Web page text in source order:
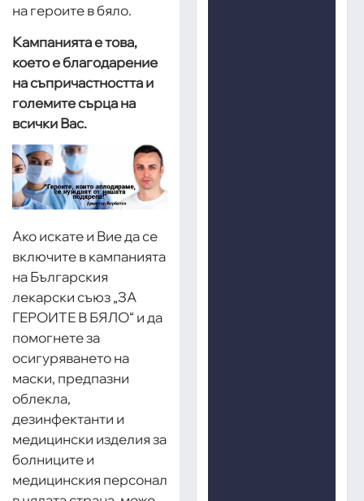
на героите в бяло.
Кампанията е това,
което е благодарение
на съпричастността и
големите сърца на
всички Вас.
Ако искате и Вие да се
включите в кампанията
на Българския
лекарски съюз „ЗА
ГЕРОИТЕ В БЯЛО“ и да
помогнете за
осигуряването на
маски, предпазни
облекла,
дезинфектанти и
медицински изделия за
болниците и
медицинския персонал